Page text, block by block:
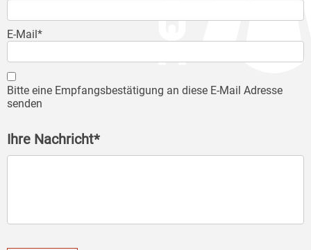
E-Mail*
Bitte eine Empfangsbestätigung an diese E-Mail Adresse
senden
Ihre Nachricht*